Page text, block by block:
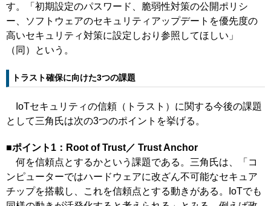
す。「初期設定のパスワード、脆弱性対策の公開ポリシ
ー、ソフトウェアのセキュリティアップデートを優先度の
高いセキュリティ対策に設定しおり参照してほしい」
（同）という。
トラスト確保に向けた3つの課題
IoTセキュリティの信頼（トラスト）に関する今後の課題
として三角氏は次の3つのポイントを挙げる。
■ポイント1：Root of Trust／ Trust Anchor
何を信頼点とするかという課題である。三角氏は、「コ
ンピューターではハードウェアに改ざん不可能なセキュア
チップを搭載し、これを信頼点とする動きがある。IoTでも